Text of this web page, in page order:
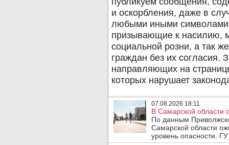
07.08.2026 18:11
В Самарской области
По данным
Самарской области
уровень опасности.